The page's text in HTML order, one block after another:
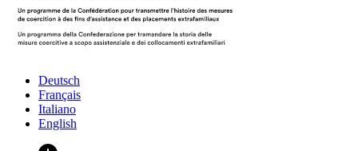
Deutsch
Français
Italiano
English